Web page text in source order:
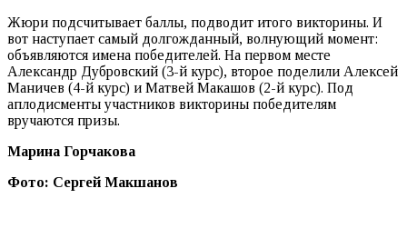
Жюри подсчитывает баллы, подводит итого викторины. И
вот наступает самый долгожданный, волнующий момент:
объявляются имена победителей. На первом месте
Александр Дубровский (3-й курс), второе поделили Алексей
Маничев (4-й курс) и Матвей Макашов (2-й курс). Под
аплодисменты участников викторины победителям
вручаются призы.
Марина Горчакова
Фото: Сергей Макшанов